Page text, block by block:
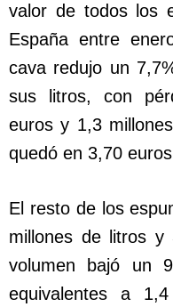
valor de todos los
España entre
cava redujo un
sus litros, con
euros y 1,3
quedó en 3,70
El resto de los
millones de litros y
volumen bajó un
equivalentes a